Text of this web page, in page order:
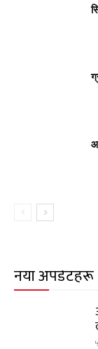
नयाँ अपडेटहरू